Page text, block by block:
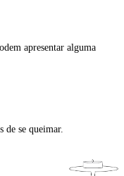
apresentar alguma
de se queimar.